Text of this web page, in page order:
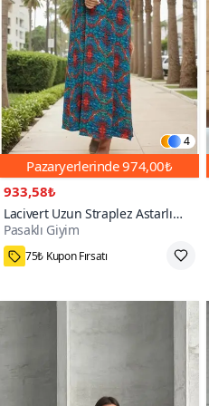
4
Pazaryerlerinde974,00₺
933,58₺
Lacivert Uzun Straplez Astarlı
Şifon Yazlık Elbise
Pasaklı Giyim
75₺ Kupon Fırsatı